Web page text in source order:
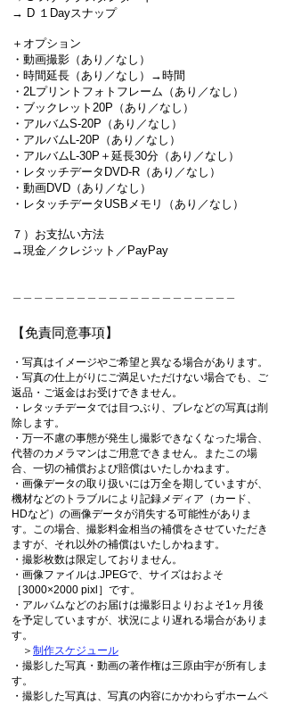
→ D １Dayスナップ
＋オプション
・動画撮影（あり／なし）
・時間延長（あり／なし）→時間
・2Lプリントフォトフレーム（あり／なし）
・ブックレット20P（あり／なし）
・アルバムS-20P（あり／なし）
・アルバムL-20P（あり／なし）
・アルバムL-30P＋延長30分（あり／なし）
・レタッチデータDVD-R（あり／なし）
・動画DVD（あり／なし）
・レタッチデータUSBメモリ（あり／なし）
７）お支払い方法
→現金／クレジット／PayPay
【免責同意事項】
・写真はイメージやご希望と異なる場合があります。
・写真の仕上がりにご満足いただけない場合でも、ご
返品・ご返金はお受けできません。
・レタッチデータでは目つぶり、ブレなどの写真は削
除します。
・万一不慮の事態が発生し撮影できなくなった場合、
代替のカメラマンはご用意できません。またこの場
合、一切の補償および賠償はいたしかねます。
・画像データの取り扱いには万全を期していますが、
機材などのトラブルにより記録メディア（カード、
HDなど）の画像データが消失する可能性がありま
す。この場合、撮影料金相当の補償をさせていただき
ますが、それ以外の補償はいたしかねます。
・撮影枚数は限定しておりません。
・画像ファイルは.JPEGで、サイズはおよそ
［3000×2000 pixl］です。
・アルバムなどのお届けは撮影日よりおよそ1ヶ月後
を予定していますが、状況により遅れる場合がありま
す。
＞ 制作スケジュール
・撮影した写真・動画の著作権は三原由宇が所有しま
す。
・撮影した写真は、写真の内容にかかわらずホームペ